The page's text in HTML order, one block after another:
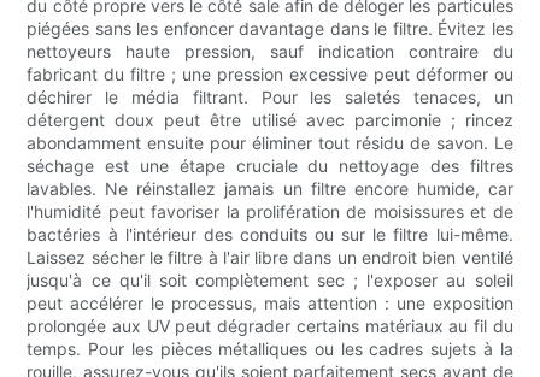
du côté propre vers le côté sale afin de déloger les particules
piégées sans les enfoncer davantage dans le filtre. Évitez les
nettoyeurs haute pression, sauf indication contraire du
fabricant du filtre ; une pression excessive peut déformer ou
déchirer le média filtrant. Pour les saletés tenaces, un
détergent doux peut être utilisé avec parcimonie ; rincez
abondamment ensuite pour éliminer tout résidu de savon. Le
séchage est une étape cruciale du nettoyage des filtres
lavables. Ne réinstallez jamais un filtre encore humide, car
l'humidité peut favoriser la prolifération de moisissures et de
bactéries à l'intérieur des conduits ou sur le filtre lui-même.
Laissez sécher le filtre à l'air libre dans un endroit bien ventilé
jusqu'à ce qu'il soit complètement sec ; l'exposer au soleil
peut accélérer le processus, mais attention : une exposition
prolongée aux UV peut dégrader certains matériaux au fil du
temps. Pour les pièces métalliques ou les cadres sujets à la
rouille, assurez-vous qu'ils soient parfaitement secs avant de